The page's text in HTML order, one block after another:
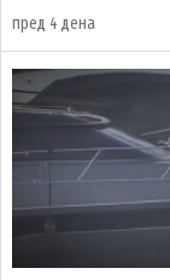
пред 4 дена